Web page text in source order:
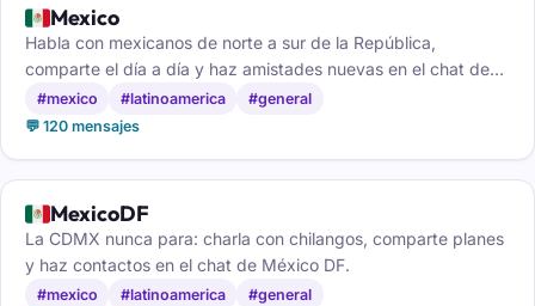
🇲🇽Mexico
Habla con mexicanos de norte a sur de la República,
comparte el día a día y haz amistades nuevas en el chat de
México.
#mexico #latinoamerica
#general
💬 120 mensajes
🇲🇽MexicoDF
La CDMX nunca para: charla con chilangos, comparte planes
y haz contactos en el chat de México DF.
#mexico #latinoamerica
#general